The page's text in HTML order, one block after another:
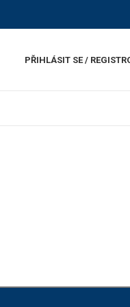
PŘIHLÁSIT SE /